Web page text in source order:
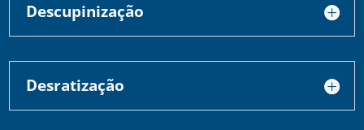
Descupinização
Desratização